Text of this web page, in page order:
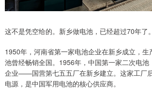
这不是凭空给的。新乡做电池，已经超过70年了。
1950年，河南省第一家电池企业在新乡成立，
池曾经畅销全国。1956年，中国第一家二次电池
企业——国营第七五五厂在新乡建立。这家工厂
电源，是中国军用电池的核心供应商。